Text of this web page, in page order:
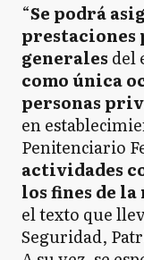
“Se podrá
prestaciones
generales del
como única
personas
en
Penitenciario
actividades
los fines de
el texto que
Seguridad,